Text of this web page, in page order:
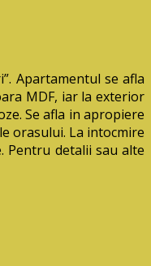
Apartamentul se afla
MDF, iar la exterior
Se afla in apropiere
orasului. La intocmire
Pentru detalii sau alte